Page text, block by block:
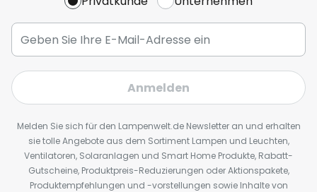
Anmelden
Melden Sie sich für den Lampenwelt.de Newsletter an und erhalten
sie tolle Angebote aus dem Sortiment Lampen und Leuchten,
Ventilatoren, Solaranlagen und Smart Home Produkte, Rabatt-
Gutscheine, Produktpreis-Reduzierungen oder Aktionspakete,
Produktempfehlungen und -vorstellungen sowie Inhalte von